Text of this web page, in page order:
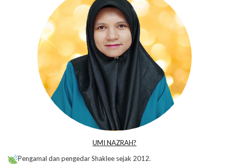
UMI NAZRAH?
Pengamal dan pengedar Shaklee sejak 2012.